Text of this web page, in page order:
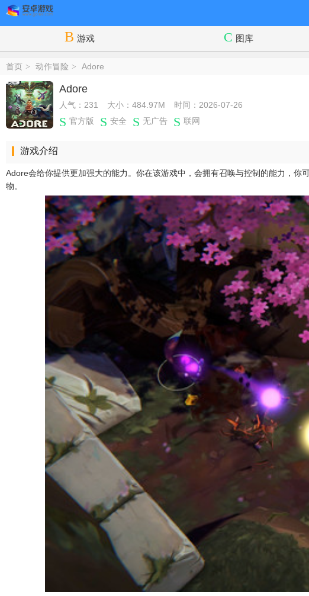
游戏 图库
首页 > 动作冒险 > Adore
Adore
人气：231 大小：484.97M
时间：2026-07-26
官方版
安全 无广告 联网
游戏介绍
Adore会给你提供更加强大的能力。你在该游戏中，会拥有召唤与控制的能力，
物。